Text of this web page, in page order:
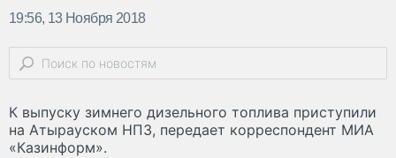
19:56, 13 Ноября 2018
К выпуску зимнего дизельного топлива приступили
на Атырауском НПЗ, передает корреспондент МИА
«Казинформ».